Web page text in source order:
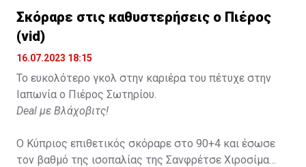
Σκόραρε στις καθυστερήσεις ο Πιέρος
(vid)
16.07.2023 18:15
Το ευκολότερο γκολ στην καριέρα του πέτυχε στην
Ιαπωνία ο Πιέρος Σωτηρίου.
Deal με Βλάχοβιτς!
Ο Κύπριος επιθετικός σκόραρε στο 90+4 και έσωσε
τον βαθμό της ισοπαλίας της Σανφρέτσε Χιροσίμα